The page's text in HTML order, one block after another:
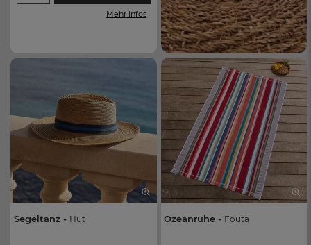
Mehr Infos
Segeltanz - Hut Ozeanruhe - Fouta